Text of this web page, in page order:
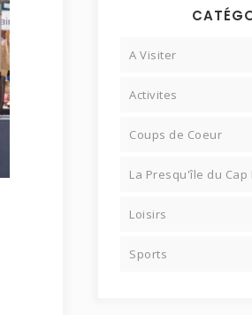
A Visiter
Activites
Coups de Coeur
La Presqu'île du Cap
Loisirs
Sports